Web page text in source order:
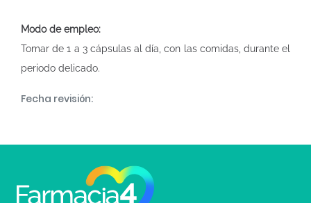
Modo de empleo:
Tomar de 1 a 3 cápsulas al día, con las comidas, durante el
periodo delicado.
Fecha revisión: